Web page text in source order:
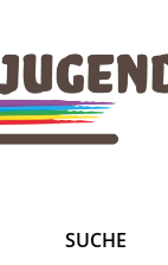
SUCHE